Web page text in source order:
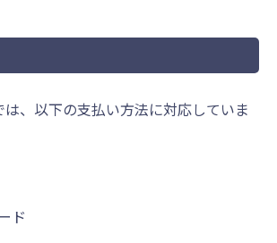
、以下の支払い方法に対応していま
ド